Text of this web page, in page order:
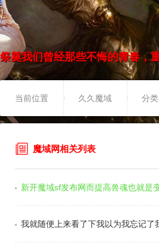
祭奠我们曾经那些不悔的青春，
当前位置 久久魔域 分
魔域网相关列表
新开魔域sf发布网而提高兽魂也就是
我就随便上来看了下我以为我忘记了